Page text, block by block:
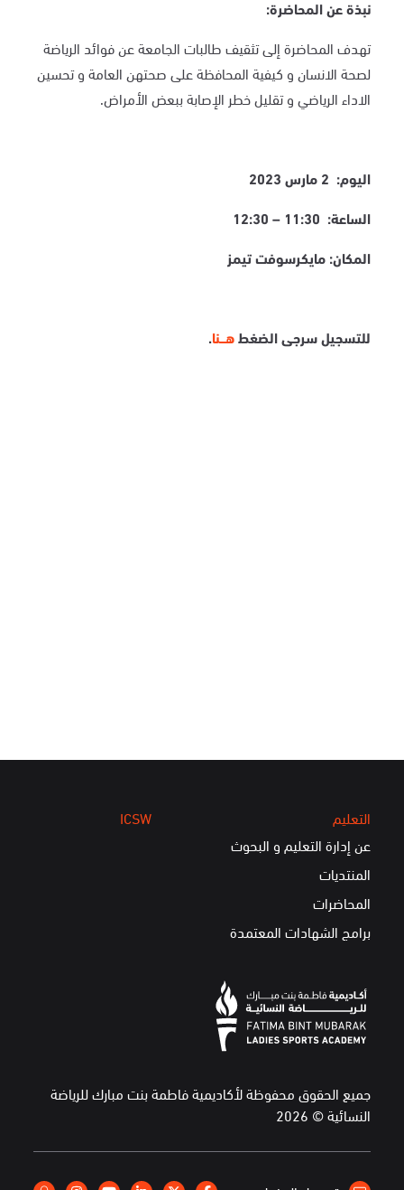
نبذة عن المحاضرة:
تهدف المحاضرة إلى تثقيف طالبات الجامعة عن فوائد الرياضة
لصحة الانسان و كيفية المحافظة على صحتهن العامة و تحسين
الاداء الرياضي و تقليل خطر الإصابة ببعض الأمراض.
اليوم: 2 مارس 2023
الساعة: 11:30 – 12:30
المكان: مايكرسوفت تيمز
للتسجيل سرجى الضغطهـــنا.
التعليم
عن إدارة التعليم و البحوث
المنتديات
المحاضرات
برامج الشهادات المعتمدة
ICSW
جميع الحقوق محفوظة لأكاديمية فاطمة بنت مبارك للرياضة
النسائية © 2026